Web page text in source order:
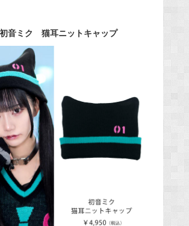
音ミク 猫耳ニットキャップ